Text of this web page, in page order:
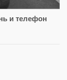
и телефон